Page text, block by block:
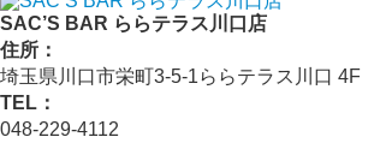
SAC’S BAR ららテラス川口店
住所：
埼玉県川口市栄町3-5-1ららテラス川口 4F
TEL：
048-229-4112